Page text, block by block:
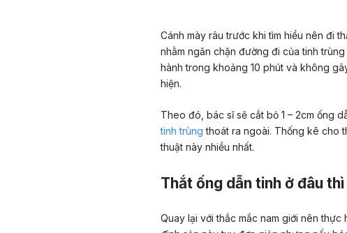
Cánh mày râu trước khi tìm hiểu nên đi
nhằm ngăn chặn đường đi của tinh
hành trong khoảng 10 phút và không
hiện.
Theo đó, bác sĩ sẽ cắt bỏ 1 – 2cm ống
tinh trùng thoát ra ngoài. Thống kê cho
thuật này nhiều nhất.
Thắt ống dẫn tinh ở đâu
Quay lại với thắc mắc nam giới nên